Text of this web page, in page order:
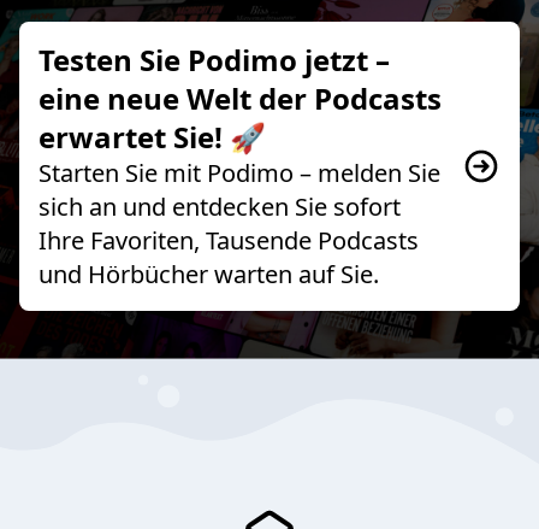
Testen Sie Podimo jetzt –
eine neue Welt der Podcasts
erwartet Sie! 🚀
Starten Sie mit Podimo – melden Sie
sich an und entdecken Sie sofort
Ihre Favoriten, Tausende Podcasts
und Hörbücher warten auf Sie.